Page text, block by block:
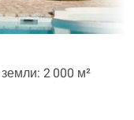
2 000 м²